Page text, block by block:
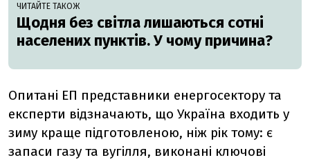
ЧИТАЙТЕ ТАКОЖ
Щодня без світла лишаються сотні
населених пунктів. У чому причина?
Опитані ЕП представники енергосектору та
експерти відзначають, що Україна входить у
зиму краще підготовленою, ніж рік тому: є
запаси газу та вугілля, виконані ключові